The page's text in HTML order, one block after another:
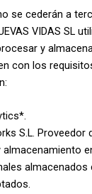
se cederán a
VIDAS SL
y
con los
S.L. Proveedor
almacenados